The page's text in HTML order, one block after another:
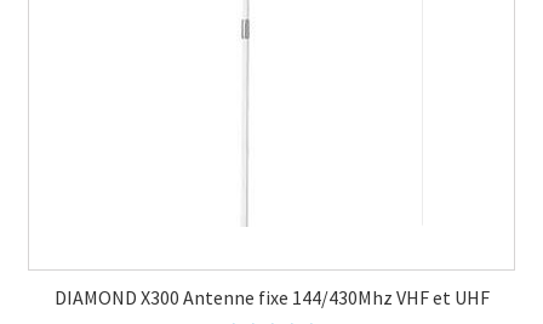
DIAMOND X300 Antenne fixe 144/430Mhz VHF et UHF